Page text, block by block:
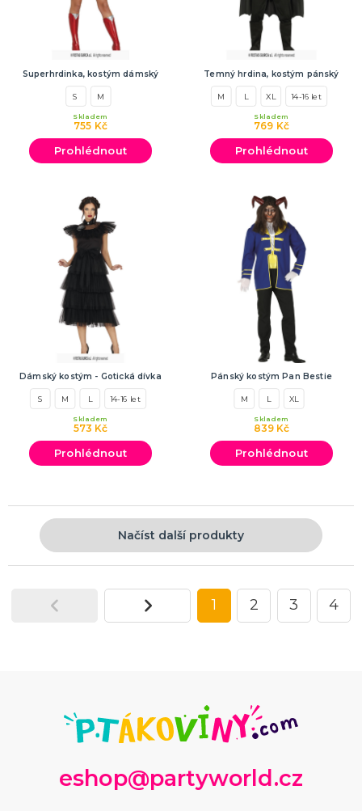
Superhrdinka, kostým dámský
S M
755 Kč
Skladem
Prohlédnout
Temný hrdina, kostým pánský
M L XL 14-16 let
769 Kč
Skladem
Prohlédnout
Dámský kostým - Gotická dívka
S M L 14-16 let
573 Kč
Skladem
Prohlédnout
Pánský kostým Pan Bestie
M L XL
839 Kč
Skladem
Prohlédnout
Načíst další produkty
1 2 3 4
eshop@partyworld.cz